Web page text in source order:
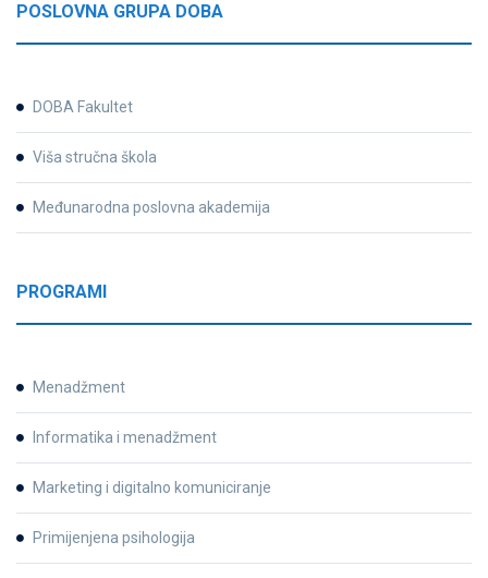
POSLOVNA GRUPA DOBA
DOBA Fakultet
Viša stručna škola
Međunarodna poslovna akademija
PROGRAMI
Menadžment
Informatika i menadžment
Marketing i digitalno komuniciranje
Primijenjena psihologija